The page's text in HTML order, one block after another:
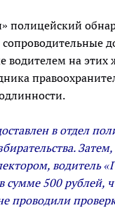
полицейский
сопроводительные
водителем на этих
в отдел
Затем,
водитель
сумме 500 рублей,
проводили